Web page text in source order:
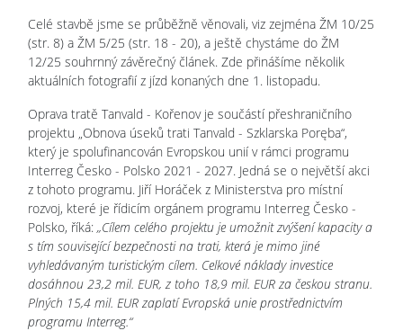
Celé stavbě jsme se průběžně věnovali, viz zejména ŽM 10/25
(str. 8) a ŽM 5/25 (str. 18 - 20), a ještě chystáme do ŽM
12/25 souhrnný závěrečný článek. Zde přinášíme několik
aktuálních fotografií z jízd konaných dne 1. listopadu.
Oprava tratě Tanvald - Kořenov je součástí přeshraničního
projektu „Obnova úseků trati Tanvald - Szklarska Poręba“,
který je spolufinancován Evropskou unií v rámci programu
Interreg Česko - Polsko 2021 - 2027. Jedná se o největší akci
z tohoto programu. Jiří Horáček z Ministerstva pro místní
rozvoj, které je řídicím orgánem programu Interreg Česko -
Polsko, říká: „Cílem celého projektu je umožnit zvýšení kapacity a
s tím související bezpečnosti na trati, která je mimo jiné
vyhledávaným turistickým cílem. Celkové náklady investice
dosáhnou 23,2 mil. EUR, z toho 18,9 mil. EUR za českou stranu.
Plných 15,4 mil. EUR zaplatí Evropská unie prostřednictvím
programu Interreg.“